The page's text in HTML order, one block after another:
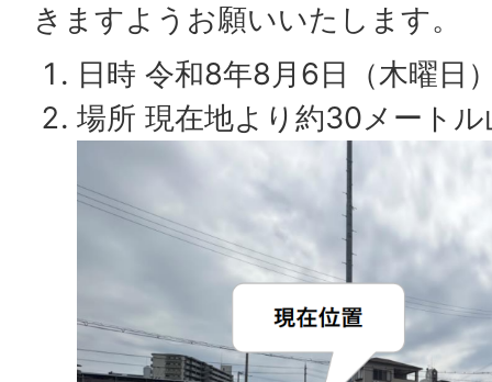
きますようお願いいたします。
日時 令和8年8月6日（木曜日
場所 現在地より約30メートル